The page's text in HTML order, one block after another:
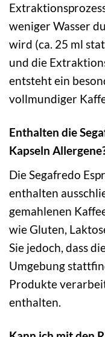
weniger Wasser
wird (ca. 25 ml
und die
entsteht ein
vollmundiger
Enthalten die
Kapseln
Die Segafredo
enthalten
gemahlenen
wie Gluten,
Sie jedoch, dass
Umgebung
Produkte
enthalten.